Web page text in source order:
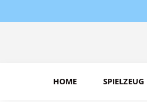
to
HOME SPIELZEUG